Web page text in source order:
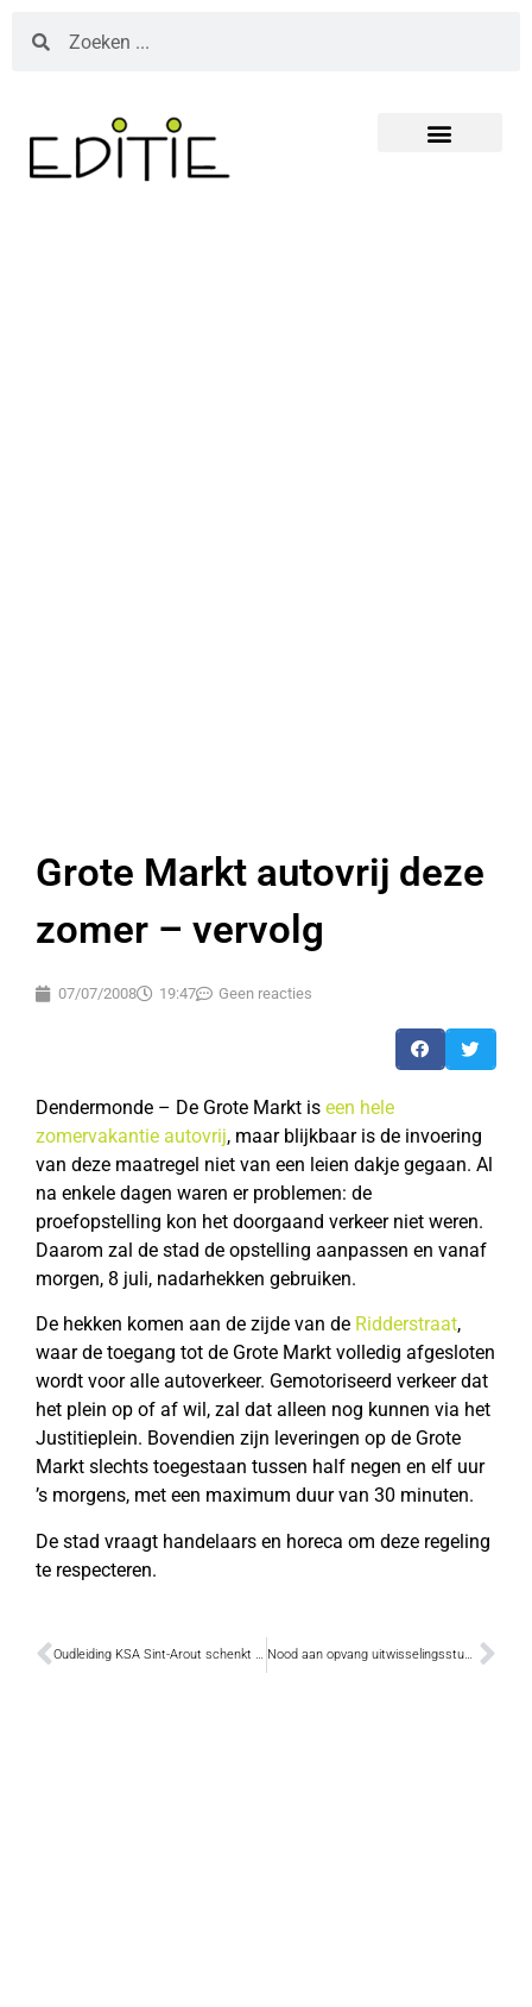
Grote Markt autovrij deze
zomer – vervolg
07/07/2008 19:47 Geen reacties
Dendermonde – De Grote Markt is een hele
zomervakantie autovrij, maar blijkbaar is de invoering
van deze maatregel niet van een leien dakje gegaan. Al
na enkele dagen waren er problemen: de
proefopstelling kon het doorgaand verkeer niet weren.
Daarom zal de stad de opstelling aanpassen en vanaf
morgen, 8 juli, nadarhekken gebruiken.
De hekken komen aan de zijde van de Ridderstraat,
waar de toegang tot de Grote Markt volledig afgesloten
wordt voor alle autoverkeer. Gemotoriseerd verkeer dat
het plein op of af wil, zal dat alleen nog kunnen via het
Justitieplein. Bovendien zijn leveringen op de Grote
Markt slechts toegestaan tussen half negen en elf uur
’s morgens, met een maximum duur van 30 minuten.
De stad vraagt handelaars en horeca om deze regeling
te respecteren.
Oudleiding KSA Sint-Arout schenkt twee friteuses Nood aan opvang uitwisselingsstudenten